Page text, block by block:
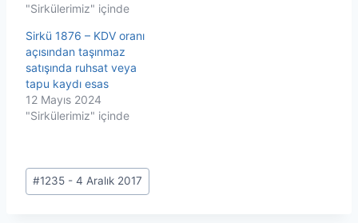
"Sirkülerimiz" içinde
Sirkü 1876 – KDV oranı
açısından taşınmaz
satışında ruhsat veya
tapu kaydı esas
12 Mayıs 2024
"Sirkülerimiz" içinde
Post
Tags:
#1235 - 4 Aralık 2017